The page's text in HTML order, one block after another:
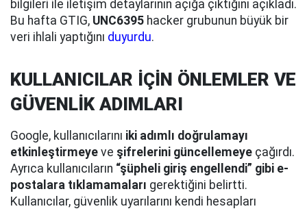
bilgileri ile iletişim detaylarının açığa çıktığını açıkladı.
Bu hafta GTIG, UNC6395 hacker grubunun büyük bir
veri ihlali yaptığını duyurdu.
KULLANICILAR İÇİN ÖNLEMLER VE
GÜVENLİK ADIMLARI
Google, kullanıcılarını iki adımlı doğrulamayı
etkinleştirmeye ve şifrelerini güncellemeye çağırdı.
Ayrıca kullanıcıların “şüpheli giriş engellendi” gibi e-
postalara tıklamamaları gerektiğini belirtti.
Kullanıcılar, güvenlik uyarılarını kendi hesapları